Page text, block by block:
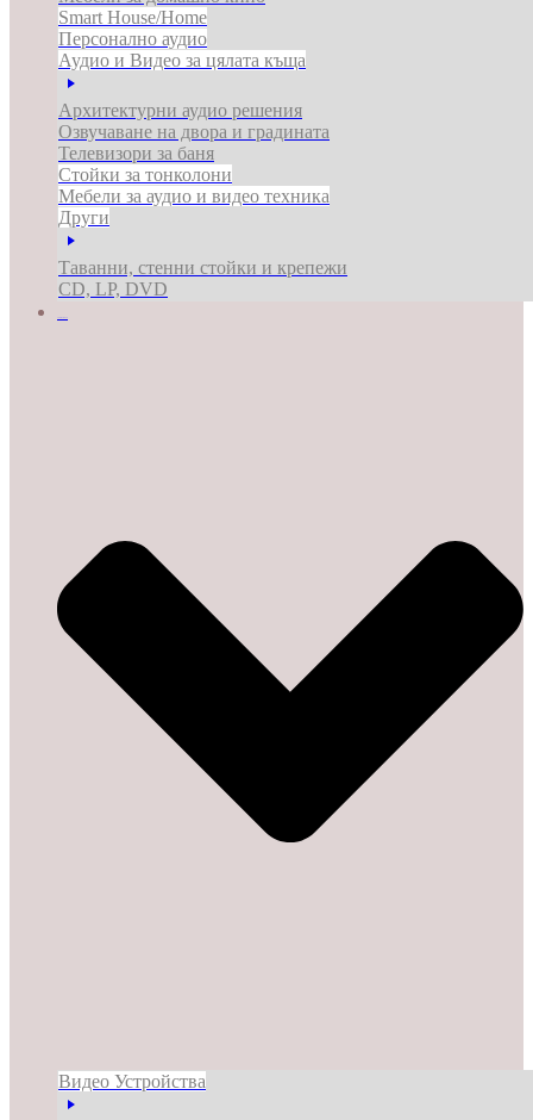
Smart House/Home
Персонално аудио
Аудио и Видео за цялата къща
Архитектурни аудио решения
Озвучаване на двора и градината
Телевизори за баня
Стойки за тонколони
Мебели за аудио и видео техника
Други
Таванни, стенни стойки и крепежи
CD, LP, DVD
Видео Устройства